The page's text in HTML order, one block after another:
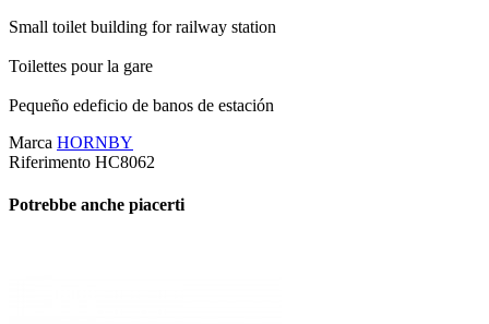
Small toilet building for railway station
Toilettes pour la gare
Pequeño edeficio de banos de estación
Marca HORNBY
Riferimento HC8062
Potrebbe anche piacerti